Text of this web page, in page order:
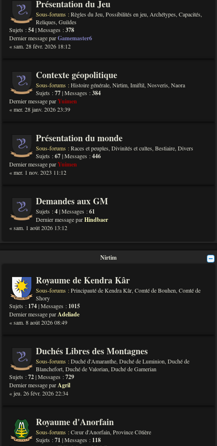
Présentation du Jeu
Sous-forums :Règles du Jeu, Possibilités en jeu, Archétypes, Capacités,
Reliques, Guildes
Sujets :54| Messages :378
Dernier message parGamemaster6
« sam. 28 févr. 2026 18:12
Contexte géopolitique
Sous-forums :Histoire générale, Nirtim, Imiftil, Nosveris, Naora
Sujets :77| Messages :384
Dernier message parYuimen
« mer. 28 janv. 2026 23:39
Présentation du monde
Sous-forums :Races et peuples, Divinités et cultes, Bestiaire, Divers
Sujets :67| Messages :446
Dernier message parYuimen
« mer. 1 nov. 2023 11:12
Demandes aux GM
Sujets :4| Messages :61
Dernier message parHindbaer
« sam. 1 août 2026 13:12
Nirtim
Royaume de Kendra Kâr
Sous-forums :Principauté de Kendra Kâr, Comté de Bouhen, Comté de
Shory
Sujets : 174| Messages : 1015
Dernier message parAdeliade
« sam. 8 août 2026 08:49
Duchés Libres des Montagnes
Sous-forums :Duché d'Amaranthe, Duché de Luminion, Duché de
Blanchefort, Duché de Valorian, Duché de Gamerian
Sujets :72| Messages :729
Dernier message parAgril
« jeu. 26 févr. 2026 22:34
Royaume d'Anorfain
Sous-forums :Cœur d'Anorfain, Province Côtière
Sujets :71 | Messages : 118